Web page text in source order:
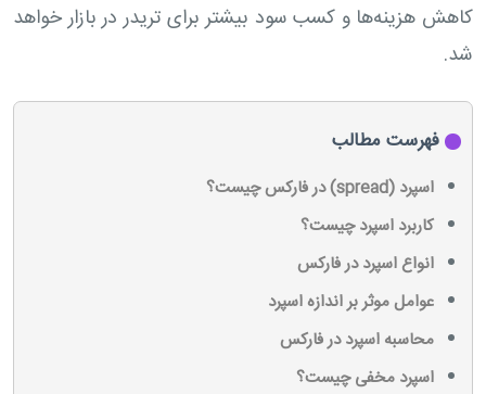
کاهش هزینه‌ها و کسب سود بیشتر برای تریدر در بازار خواهد
شد.
فهرست مطالب
اسپرد (spread) در فارکس چیست؟
کاربرد اسپرد چیست؟
انواع اسپرد در فارکس
عوامل موثر بر اندازه اسپرد
محاسبه اسپرد در فارکس
اسپرد مخفی چیست؟